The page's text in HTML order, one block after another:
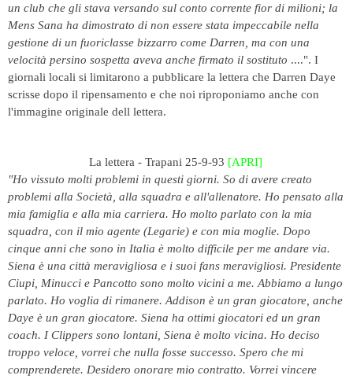
un club che gli stava versando sul conto corrente fior di milioni; la
Mens Sana ha dimostrato di non essere stata impeccabile nella
gestione di un fuoriclasse bizzarro come Darren, ma con una
velocità persino sospetta aveva anche firmato il sostituto ....". I
giornali locali si limitarono a pubblicare la lettera che Darren Daye
scrisse dopo il ripensamento e che noi riproponiamo anche con
l'immagine originale dell lettera.
La lettera - Trapani 25-9-93 [APRI]
"Ho vissuto molti problemi in questi giorni. So di avere creato
problemi alla Società, alla squadra e all'allenatore. Ho pensato alla
mia famiglia e alla mia carriera. Ho molto parlato con la mia
squadra, con il mio agente (Legarie) e con mia moglie. Dopo
cinque anni che sono in Italia è molto difficile per me andare via.
Siena è una città meravigliosa e i suoi fans meravigliosi. Presidente
Ciupi, Minucci e Pancotto sono molto vicini a me. Abbiamo a lungo
parlato. Ho voglia di rimanere. Addison è un gran giocatore, anche
Daye è un gran giocatore. Siena ha ottimi giocatori ed un gran
coach. I Clippers sono lontani, Siena è molto vicina. Ho deciso
troppo veloce, vorrei che nulla fosse successo. Spero che mi
comprenderete. Desidero onorare mio contratto. Vorrei vincere